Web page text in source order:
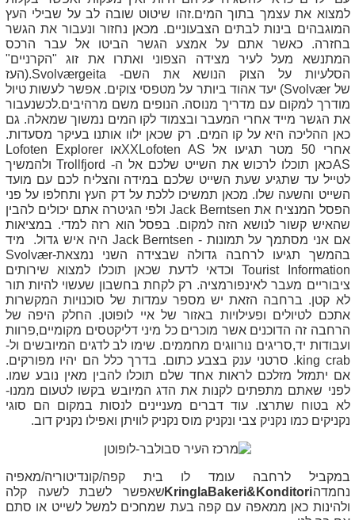
למצוא את עצמך בתוך המים.זהו שיטוט שובה לב על שבילי העץ
המוגבהים בינות לבתים הצבעוניים. מכאן נחזור ונעבור את הגשר
בחזרה. כאשר אתם על אמצע הגשר הביטו אל עבר הרכס
המתנשא מעל לעיר מצידה הצפוני ואתרו את זוג "הקרניים"
הסלעיות על הצוק הנושא את השם- Svolværgeita.(העז
של (Svolvær יעד אהוד ביותר על מטפסי צוקים. אפשר לעשות טיול
מודרך למקום עם מדריך מנוסה. הנופים משם מרהיבים.לכשנעבור
את הגשר מייד אחרי המעבר ובצמוד לקו המים נמשוך שמאלה. גם
כאן ההליכה היא על קו המים. רק שכאן ילוו אותנו בעיקר מסעדות.
אחרי 50 מטר תגיעו אל
XXLofoten ASאוLofoten Explorer
ASכאן תוכלו לרכוש את השייט שלכם אל ה- Trollfjordולהמשיך
לטייל עד שתגיע שעת השייט שלכם במידה והצליח לכם עם מועד
השייט והשעה שלו. מכאן תמשיכו ללכת על דק העץ ותחלפו על פני
הפסל המנציח את Jack Berntsenולפי הגיטרה אתם יכולים להבין
שהאיש קשור לנושא הזה למקום. בפסל הוא רזה למדי. במציאות
אם אני מסתמך על תמונות - Jack Berntsen היה איש גדול. מיד
בהמשך תגיעו לרחבה גדולה שבצידה השני נמצאת-Svolvær
Tourist Informationוכדאי לדעת שכאן תוכלו למצוא שירותים
ציבוריים מעבר לאינפורמציה. רק לקחת בחשבון שעשוי להיות תור
לא קטן. ברחבה הזאת יש מספר עמדות של סוכנויות המקשרות
אתכם לטיולים ופעילויות באזור של איי לופוטן. החלק היפה של
הרחבה זה הדוכנים אשר מוכרים כל מיני דליקטסים מקומיים,פרוות
ועבודות יד,סריגים נורווגים מחממים. שימו לב לדגים המיובשים ול-
king crab. סרטני ענק בצבע כתום. בדרך כלל הם יהיו מפורקים.
אם יתמזל מזלכם לראות אחד שלם תוכלו להבין מאין נובע שמו.
לפני שאתם מתפתים לקנות את הדג המיובש בקשו לטעום ממנו-
לא בטוח שתרצו. עוד דברים מעניינים לנסות במקום הם סוגי
נקניקים כמו נקניק צבי ונקניק מוס נקניק לוויתן ואפילו נקניק דוב.
במקביל לרחבה עומד לו בית קפה/קונדיטוריה/מאפיה
נחמדהKringlaBakeri&Konditoriשאפשר לשבת לשעה קלה
ולהינות כאן ממאפה עם קפה בעת שמחכים למשל לשייט או סתם